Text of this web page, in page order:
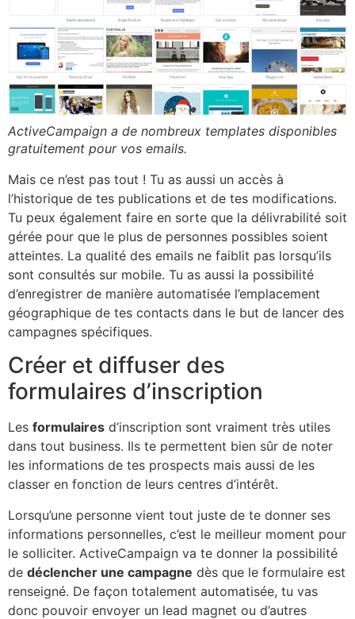
ActiveCampaign a de nombreux templates disponibles
gratuitement pour vos emails.
Mais ce n’est pas tout ! Tu as aussi un accès à
l’historique de tes publications et de tes modifications.
Tu peux également faire en sorte que la délivrabilité soit
gérée pour que le plus de personnes possibles soient
atteintes. La qualité des emails ne faiblit pas lorsqu’ils
sont consultés sur mobile. Tu as aussi la possibilité
d’enregistrer de manière automatisée l’emplacement
géographique de tes contacts dans le but de lancer des
campagnes spécifiques.
Créer et diffuser des
formulaires d’inscription
Les formulaires d’inscription sont vraiment très utiles
dans tout business. Ils te permettent bien sûr de noter
les informations de tes prospects mais aussi de les
classer en fonction de leurs centres d’intérêt.
Lorsqu’une personne vient tout juste de te donner ses
informations personnelles, c’est le meilleur moment pour
le solliciter. ActiveCampaign va te donner la possibilité
de déclencher une campagne dès que le formulaire est
renseigné. De façon totalement automatisée, tu vas
donc pouvoir envoyer un lead magnet ou d’autres